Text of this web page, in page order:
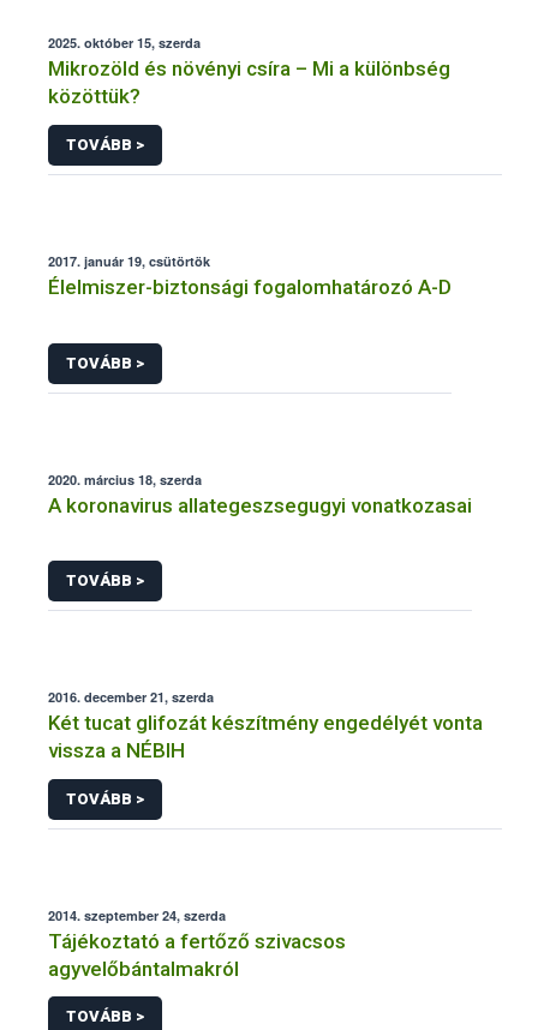
2025. október 15, szerda
Mikrozöld és növényi csíra – Mi a különbség
közöttük?
TOVÁBB >
2017. január 19, csütörtök
Élelmiszer-biztonsági fogalomhatározó A-D
TOVÁBB >
2020. március 18, szerda
A koronavirus allategeszsegugyi vonatkozasai
TOVÁBB >
2016. december 21, szerda
Két tucat glifozát készítmény engedélyét vonta
vissza a NÉBIH
TOVÁBB >
2014. szeptember 24, szerda
Tájékoztató a fertőző szivacsos
agyvelőbántalmakról
TOVÁBB >